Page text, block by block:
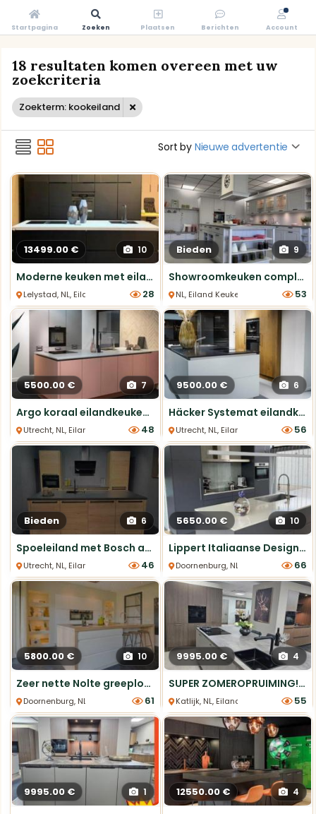
18 resultaten komen overeen met uw
zoekcriteria
Zoekterm: kookeiland
Sort by Nieuwe advertentie
13499.00 € 10
Moderne keuken met eiland en nieuw apparatuur
Lelystad, NL, Eiland Keukens 28
Bieden 9
Showroomkeuken compleet incl. apparatuur vanaf €12.000
NL, Eiland Keukens 53
5500.00 € 7
Argo koraal eilandkeuken met Cosmolite blad
Utrecht, NL, Eiland Keukens 48
9500.00 € 6
Häcker Systemat eilandkeuken – gerookt eiken & wit gelakt
Utrecht, NL, Eiland Keukens 56
Bieden 6
Spoeleiland met Bosch apparatuur en schuine afzuigkap
Utrecht, NL, Eiland Keukens 46
5650.00 € 10
Lippert Italiaanse Designkeuken met
Doornenburg, NL, Eiland Keukens
66
5800.00 € 10
Zeer nette Nolte greeploze keuken in hoogglans
Doornenburg, NL, Eiland Keukens61
9995.00 € 4
SUPER ZOMEROPRUIMING! Keukeneiland en kastenwand
Katlijk, NL, Eiland Keukens 55
9995.00 € 1 12550.00 € 4
Startpagina Zoeken Plaatsen Berichten Account